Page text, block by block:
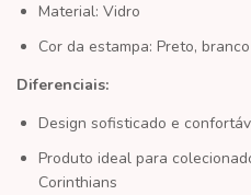
Material: Vidro
Cor da estampa: Preto,
Diferenciais:
Design sofisticado e
Produto ideal para
Corinthians